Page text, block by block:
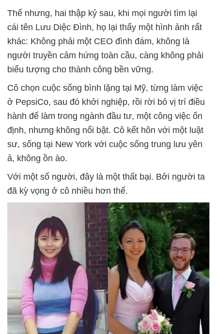
Thế nhưng, hai thập kỷ sau, khi mọi người tìm lại
cái tên Lưu Diệc Đình, họ lại thấy một hình ảnh rất
khác: Không phải một CEO đình đám, không là
người truyền cảm hứng toàn cầu, càng không phải
biểu tượng cho thành công bền vững.
Cô chọn cuộc sống bình lặng tại Mỹ, từng làm việc
ở PepsiCo, sau đó khởi nghiệp, rồi rời bỏ vị trí điều
hành để làm trong ngành đầu tư, một công việc ổn
định, nhưng không nổi bật. Cô kết hôn với một luật
sư, sống tại New York với cuộc sống trung lưu yên
ả, không ồn ào.
Với một số người, đây là một thất bại. Bởi người ta
đã kỳ vọng ở cô nhiều hơn thế.